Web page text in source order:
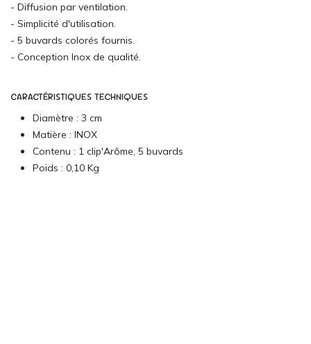
- Diffusion par ventilation.
- Simplicité d'utilisation.
- 5 buvards colorés fournis.
- Conception Inox de qualité.
CARACTÉRISTIQUES TECHNIQUES
Diamètre : 3 cm
Matière : INOX
Contenu : 1 clip'Arôme, 5 buvards
Poids : 0,10 Kg